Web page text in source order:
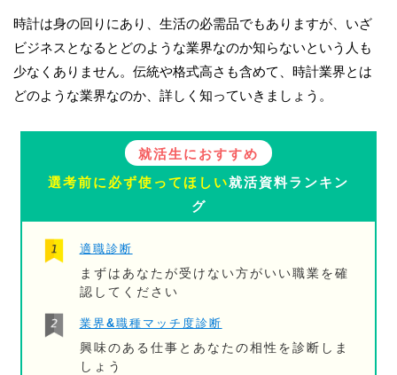
時計は身の回りにあり、生活の必需品でもありますが、いざ
ビジネスとなるとどのような業界なのか知らないという人も
少なくありません。伝統や格式高さも含めて、時計業界とは
どのような業界なのか、詳しく知っていきましょう。
就活生におすすめ
選考前に必ず使ってほしい就活資料ランキン
グ
適職診断
まずはあなたが受けない方がいい職業を確
認してください
業界&職種マッチ度診断
興味のある仕事とあなたの相性を診断しま
しょう